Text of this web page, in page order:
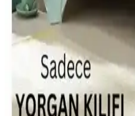
Alla Turca ve Misev Tek
Karşılaştırması: Özellikler
İki farklı tek kişilik yorgan
taraflı silikon yorgan ve Misev
yorumları ve avantajlarıyla ilgili
Ely Parker Çift Yönlü
Tasarım ve Kolay Bakım